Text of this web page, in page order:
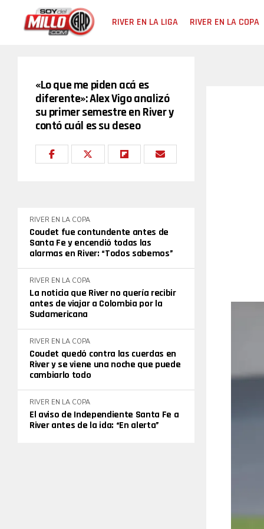
RIVER EN LA LIGA RIVER EN LA COPA
«Lo que me piden acá es
diferente»: Alex Vigo analizó
su primer semestre en River y
contó cuál es su deseo
RIVER EN LA COPA
Coudet fue contundente antes de
Santa Fe y encendió todas las
alarmas en River: “Todos sabemos”
RIVER EN LA COPA
La noticia que River no quería recibir
antes de viajar a Colombia por la
Sudamericana
RIVER EN LA COPA
Coudet quedó contra las cuerdas en
River y se viene una noche que puede
cambiarlo todo
RIVER EN LA COPA
El aviso de Independiente Santa Fe a
River antes de la ida: “En alerta”